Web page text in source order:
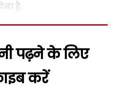
है.
पढ़ने के लिए
करें